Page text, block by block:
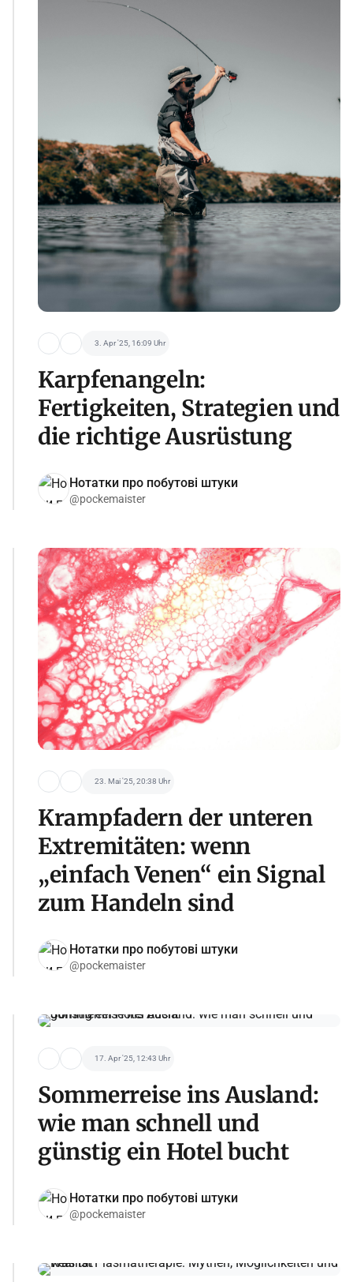
3. Apr '25, 16:09 Uhr
Karpfenangeln:
Fertigkeiten, Strategien und
die richtige Ausrüstung
Нотатки про побутові штуки
@pockemaister
23. Mai '25, 20:38 Uhr
Krampfadern der unteren
Extremitäten: wenn
„einfach Venen“ ein Signal
zum Handeln sind
Нотатки про побутові штуки
@pockemaister
17. Apr '25, 12:43 Uhr
Sommerreise ins Ausland:
wie man schnell und
günstig ein Hotel bucht
Нотатки про побутові штуки
@pockemaister